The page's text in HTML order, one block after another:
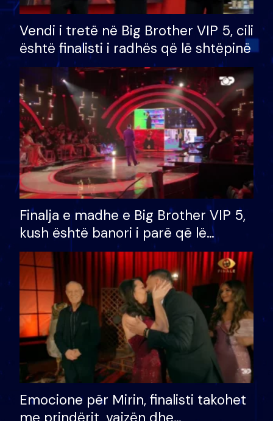
Vendi i tretë në Big Brother VIP 5, cili
është finalisti i radhës që lë shtëpinë
Finalja e madhe e Big Brother VIP 5,
kush është banori i parë që lë
shtëpinë dhe humb mundësinë për
të fituar çmimin e madh
Emocione për Mirin, finalisti takohet